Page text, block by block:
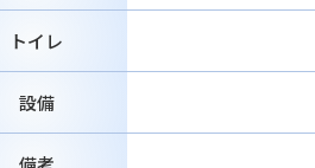
トイレ
設備